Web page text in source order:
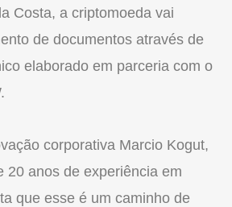
Costa, a criptomoeda vai
de documentos através de
elaborado em parceria com o
corporativa Marcio Kogut,
20 anos de experiência em
que esse é um caminho de